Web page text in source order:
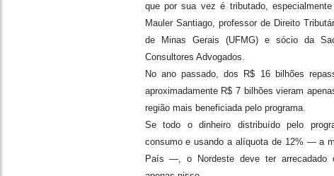
que por sua vez é tributado,
Mauler Santiago, professor de Direito
de Minas Gerais (UFMG) e sócio da
Consultores Advogados.
No ano passado, dos R$ 16 bilhões
aproximadamente R$ 7 bilhões vieram
região mais beneficiada pelo programa.
Se todo o dinheiro distribuído pelo
consumo e usando a alíquota de 12% — a
País —, o Nordeste deve ter arrecadado